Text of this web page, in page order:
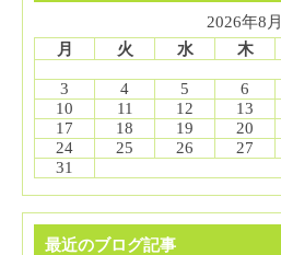
2026年8月
月
火 水 木
3
4 5 6
10
11 12 13
17
18 19 20
24
25 26 27
31
最近のブログ記事